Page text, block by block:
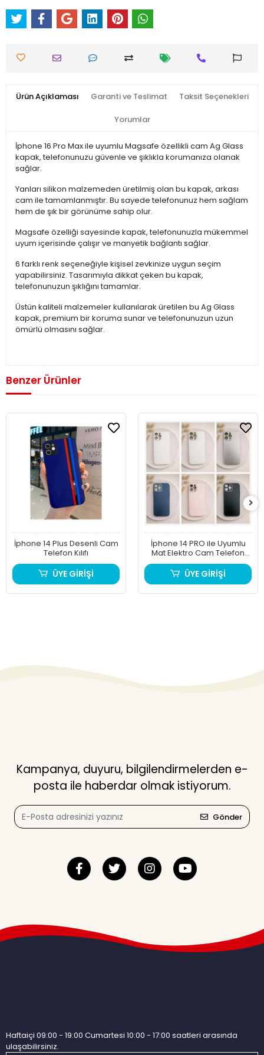
Ürün Açıklaması Garanti ve Teslimat Taksit Seçenekleri
Yorumlar
İphone 16 Pro Max ile uyumlu Magsafe özellikli cam Ag Glass
kapak, telefonunuzu güvenle ve şıklıkla korumanıza olanak
sağlar.
Yanları silikon malzemeden üretilmiş olan bu kapak, arkası
cam ile tamamlanmıştır. Bu sayede telefonunuz hem sağlam
hem de şık bir görünüme sahip olur.
Magsafe özelliği sayesinde kapak, telefonunuzla mükemmel
uyum içerisinde çalışır ve manyetik bağlantı sağlar.
6 farklı renk seçeneğiyle kişisel zevkinize uygun seçim
yapabilirsiniz. Tasarımıyla dikkat çeken bu kapak,
telefonunuzun şıklığını tamamlar.
Üstün kaliteli malzemeler kullanılarak üretilen bu Ag Glass
kapak, premium bir koruma sunar ve telefonunuzun uzun
ömürlü olmasını sağlar.
Benzer Ürünler
İphone 14 Plus Desenli Cam
Telefon Kılıfı
ÜYE GİRİŞİ
İphone 14 PRO ile Uyumlu
Mat Elektro Cam Telefon
Kılıfı
ÜYE GİRİŞİ
Kampanya, duyuru, bilgilendirmelerden e-
posta ile haberdar olmak istiyorum.
Gönder
Haftaiçi 09:00 - 19:00 Cumartesi 10:00 - 17:00 saatleri arasında
ulaşabilirsiniz.